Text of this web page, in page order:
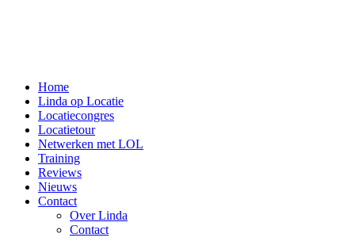
Home
Linda op Locatie
Locatiecongres
Locatietour
Netwerken met LOL
Training
Reviews
Nieuws
Contact
Over Linda
Contact